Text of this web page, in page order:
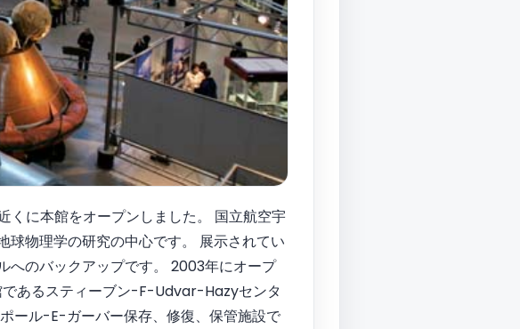
に本館をオープンしました。 国立航空宇
物理学の研究の中心です。 展示されてい
へのバックアップです。 2003年にオープ
あるスティーブン-F-Udvar-Hazyセンタ
ール-E-ガーバー保存、修復、保管施設で